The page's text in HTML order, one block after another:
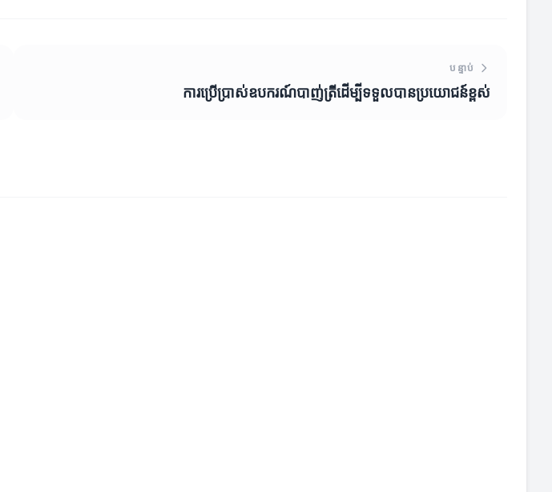
បន្ទាប់
ការប្រើប្រាស់ឧបករណ៍បាញ់ត្រីដើម្បីទទួលបានប្រយោជន៍ខ្ពស់